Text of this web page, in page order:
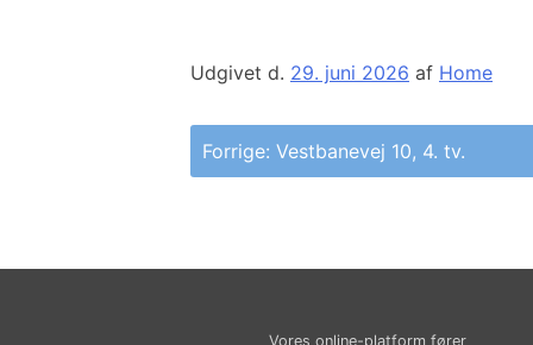
Udgivet d. 29. juni 2026 af Home
Indlægsnavigation
Forrige: Vestbanevej 10, 4. tv.
Vores online-platform fører